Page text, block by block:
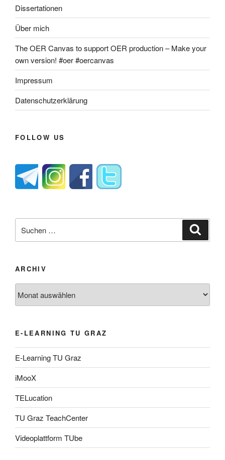
Dissertationen
Über mich
The OER Canvas to support OER production – Make your
own version! #oer #oercanvas
Impressum
Datenschutzerklärung
FOLLOW US
nach:
ARCHIV
E-LEARNING TU GRAZ
E-Learning TU Graz
iMooX
TELucation
TU Graz TeachCenter
Videoplattform TUbe